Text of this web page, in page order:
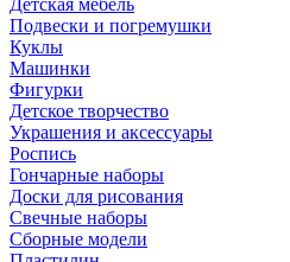
Детская мебель
Подвески и погремушки
Куклы
Машинки
Фигурки
Детское творчество
Украшения и аксессуары
Роспись
Гончарные наборы
Доски для рисования
Свечные наборы
Сборные модели